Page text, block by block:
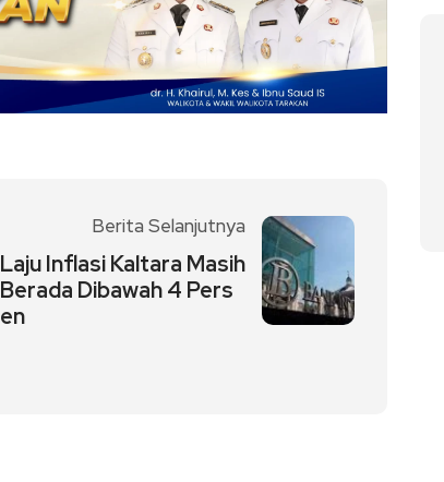
Berita Selanjutnya
Laju Inflasi Kaltara Masih
Berada Dibawah 4 Pers
en